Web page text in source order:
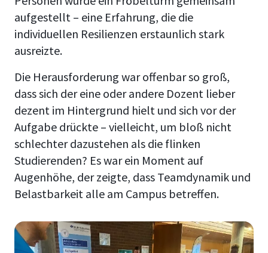
aufgestellt – eine Erfahrung, die die
individuellen Resilienzen erstaunlich stark
ausreizte.
Die Herausforderung war offenbar so groß,
dass sich der eine oder andere Dozent lieber
dezent im Hintergrund hielt und sich vor der
Aufgabe drückte – vielleicht, um bloß nicht
schlechter dazustehen als die flinken
Studierenden? Es war ein Moment auf
Augenhöhe, der zeigte, dass Teamdynamik und
Belastbarkeit alle am Campus betreffen.